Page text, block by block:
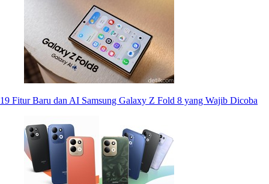
19 Fitur Baru dan AI Samsung Galaxy Z Fold 8 yang Wajib Dicoba